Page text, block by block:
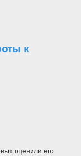
к
оценили его